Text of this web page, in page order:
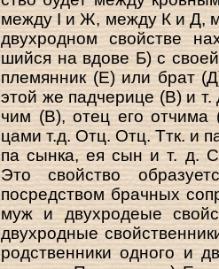
между I и Ж, между К и Д,
двухродном свойстве
шийся на вдове Б) с
племянник (Е) или брат
этой же падчерице (В) и
чим (В), отец его отчима
цами т.д. Отц. Отц. Ттк. и
па сынка, ея сын и т. д.
Это свойство
посредством брачных
муж и двухродеые
двухродные
родственники одного и